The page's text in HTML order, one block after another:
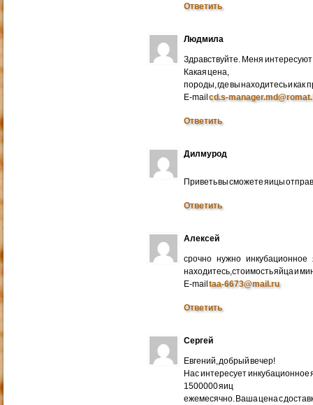
Ответить
Людмила
Здравствуйте. Меня
Какая цена,
породы, где вы находитесь и как
E-mailcd.s-
Ответить
Дилмурод
Приветь вы сможете яицы
Ответить
Алексей
срочно нужно
находитесь,стоимость яйца и
E-mailtaa-6673@mail.ru
Ответить
Сергей
Евгений, добрый вечер!
Нас интересует инкубационное
1500000 яиц
ежемесячно. Ваша цена с